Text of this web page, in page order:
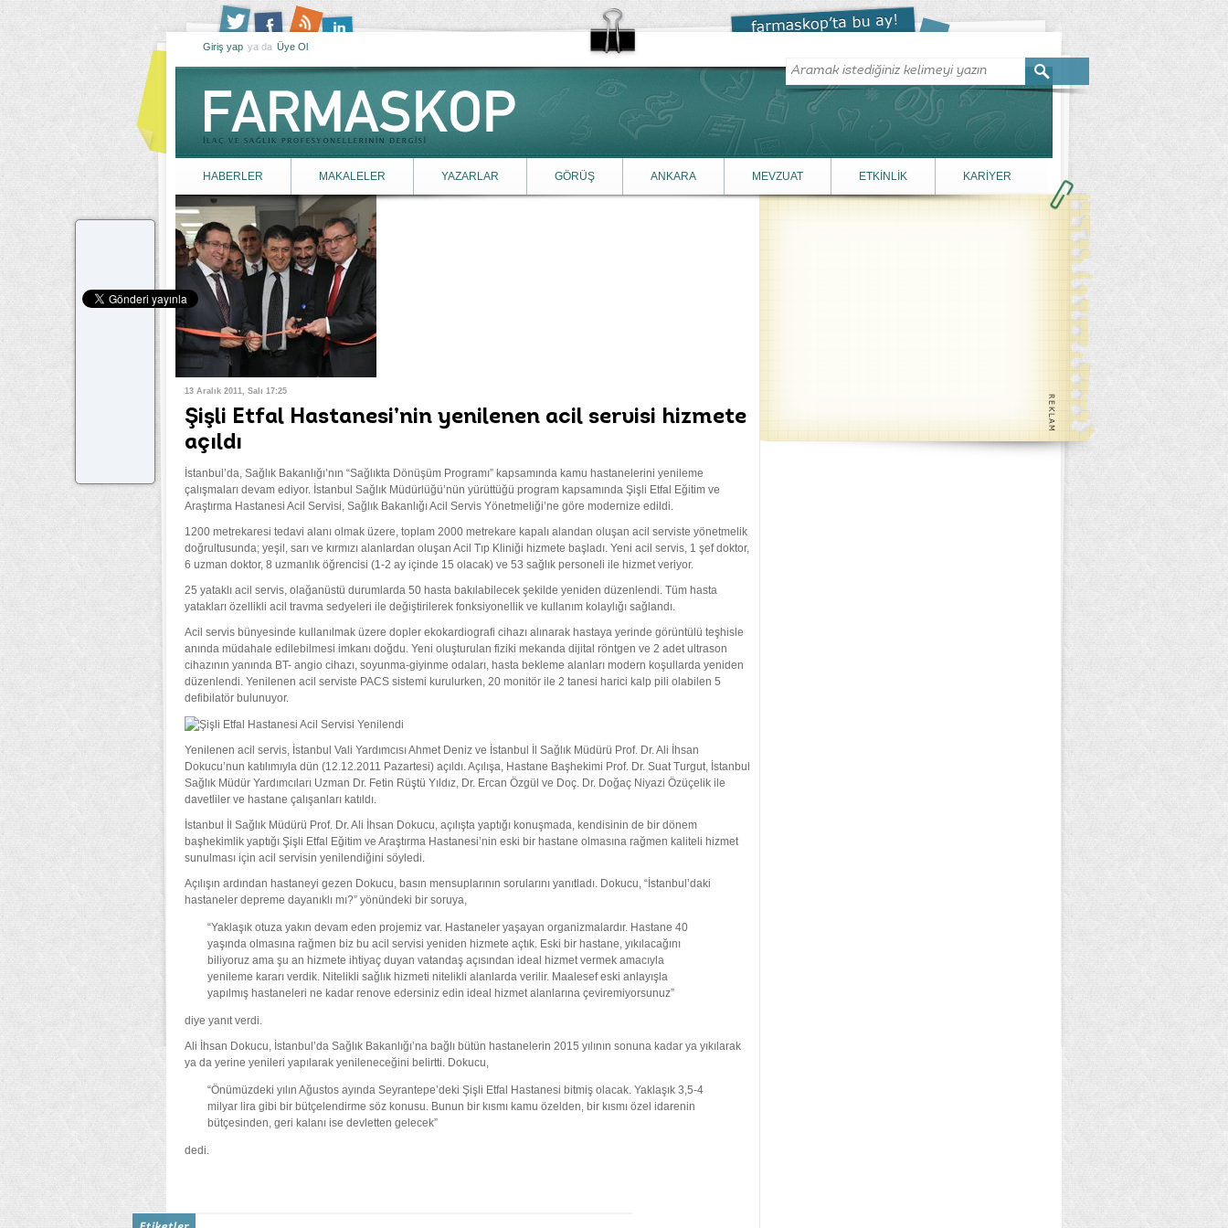
Giriş yap ya da Üye Ol
HABERLER MAKALELER YAZARLAR GÖRÜŞ ANKARA MEVZUAT ETKİNLİK KARİYER
13 Aralık 2011, Salı 17:25
Şişli Etfal Hastanesi’nin yenilenen acil servisi hizmete
açıldı
İstanbul’da, Sağlık Bakanlığı’nın “Sağlıkta Dönüşüm Programı” kapsamında kamu hastanelerini yenileme
çalışmaları devam ediyor. İstanbul Sağlık Müdürlüğü’nün yürüttüğü program kapsamında Şişli Etfal Eğitim ve
Araştırma Hastanesi Acil Servisi, Sağlık Bakanlığı Acil Servis Yönetmeliği’ne göre modernize edildi.
1200 metrekaresi tedavi alanı olmak üzere, toplam 2000 metrekare kapalı alandan oluşan acil serviste yönetmelik
doğrultusunda; yeşil, sarı ve kırmızı alanlardan oluşan Acil Tıp Kliniği hizmete başladı. Yeni acil servis, 1 şef doktor,
6 uzman doktor, 8 uzmanlık öğrencisi (1-2 ay içinde 15 olacak) ve 53 sağlık personeli ile hizmet veriyor.
25 yataklı acil servis, olağanüstü durumlarda 50 hasta bakılabilecek şekilde yeniden düzenlendi. Tüm hasta
yatakları özellikli acil travma sedyeleri ile değiştirilerek fonksiyonellik ve kullanım kolaylığı sağlandı.
Acil servis bünyesinde kullanılmak üzere dopler ekokardiografi cihazı alınarak hastaya yerinde görüntülü teşhisle
anında müdahale edilebilmesi imkanı doğdu. Yeni oluşturulan fiziki mekanda dijital röntgen ve 2 adet ultrason
cihazının yanında BT- angio cihazı, soyunma-giyinme odaları, hasta bekleme alanları modern koşullarda yeniden
düzenlendi. Yenilenen acil serviste PACS sistemi kurulurken, 20 monitör ile 2 tanesi harici kalp pili olabilen 5
defibilatör bulunuyor.
Yenilenen acil servis, İstanbul Vali Yardımcısı Ahmet Deniz ve İstanbul İl Sağlık Müdürü Prof. Dr. Ali İhsan
Dokucu’nun katılımıyla dün (12.12.2011 Pazartesi) açıldı. Açılışa, Hastane Başhekimi Prof. Dr. Suat Turgut, İstanbul
Sağlık Müdür Yardımcıları Uzman Dr. Fetin Rüştü Yıldız, Dr. Ercan Özgül ve Doç. Dr. Doğaç Niyazi Özüçelik ile
davetliler ve hastane çalışanları katıldı.
İstanbul İl Sağlık Müdürü Prof. Dr. Ali İhsan Dokucu, açılışta yaptığı konuşmada, kendisinin de bir dönem
başhekimlik yaptığı Şişli Etfal Eğitim ve Araştırma Hastanesi’nin eski bir hastane olmasına rağmen kaliteli hizmet
sunulması için acil servisin yenilendiğini söyledi.
Açılışın ardından hastaneyi gezen Dokucu, basın mensuplarının sorularını yanıtladı. Dokucu, “İstanbul’daki
hastaneler depreme dayanıklı mı?” yönündeki bir soruya,
“Yaklaşık otuza yakın devam eden projemiz var. Hastaneler yaşayan organizmalardır. Hastane 40
yaşında olmasına rağmen biz bu acil servisi yeniden hizmete açtık. Eski bir hastane, yıkılacağını
biliyoruz ama şu an hizmete ihtiyaç duyan vatandaş açısından ideal hizmet vermek amacıyla
yenileme kararı verdik. Nitelikli sağlık hizmeti nitelikli alanlarda verilir. Maalesef eski anlayışla
yapılmış hastaneleri ne kadar renove edersiniz edin ideal hizmet alanlarına çeviremiyorsunuz”
diye yanıt verdi.
Ali İhsan Dokucu, İstanbul’da Sağlık Bakanlığı’na bağlı bütün hastanelerin 2015 yılının sonuna kadar ya yıkılarak
ya da yerine yenileri yapılarak yenileneceğini belirtti. Dokucu,
“Önümüzdeki yılın Ağustos ayında Seyrantepe’deki Şişli Etfal Hastanesi bitmiş olacak. Yaklaşık 3,5-4
milyar lira gibi bir bütçelendirme söz konusu. Bunun bir kısmı kamu özelden, bir kısmı özel idarenin
bütçesinden, geri kalanı ise devletten gelecek”
dedi.